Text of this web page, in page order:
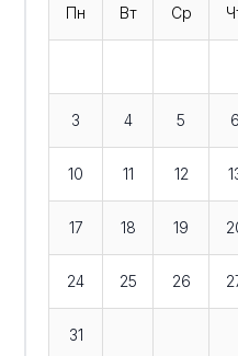
Пн Вт Ср
3 4 5 6
10 11 12
17 18 19
24 25 26
31